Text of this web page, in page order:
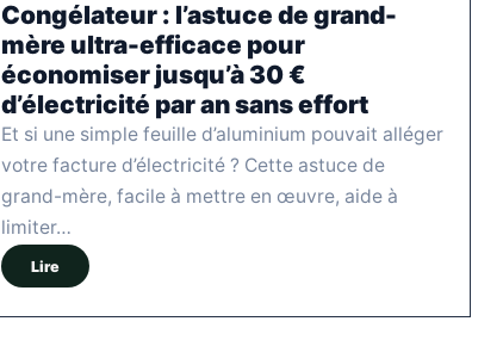
Congélateur : l’astuce de grand-
mère ultra-efficace pour
économiser jusqu’à 30 €
d’électricité par an sans effort
Et si une simple feuille d’aluminium pouvait alléger
votre facture d’électricité ? Cette astuce de
grand-mère, facile à mettre en œuvre, aide à
limiter…
Lire